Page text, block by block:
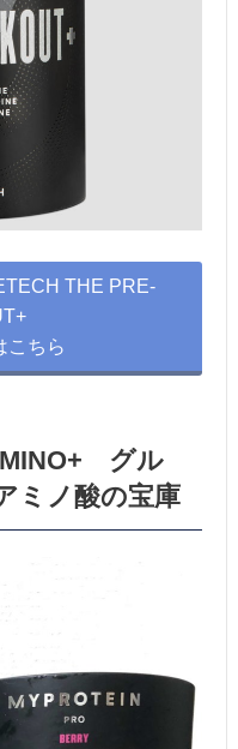
THE PRE-
こちら
グル
ミノ酸の宝庫